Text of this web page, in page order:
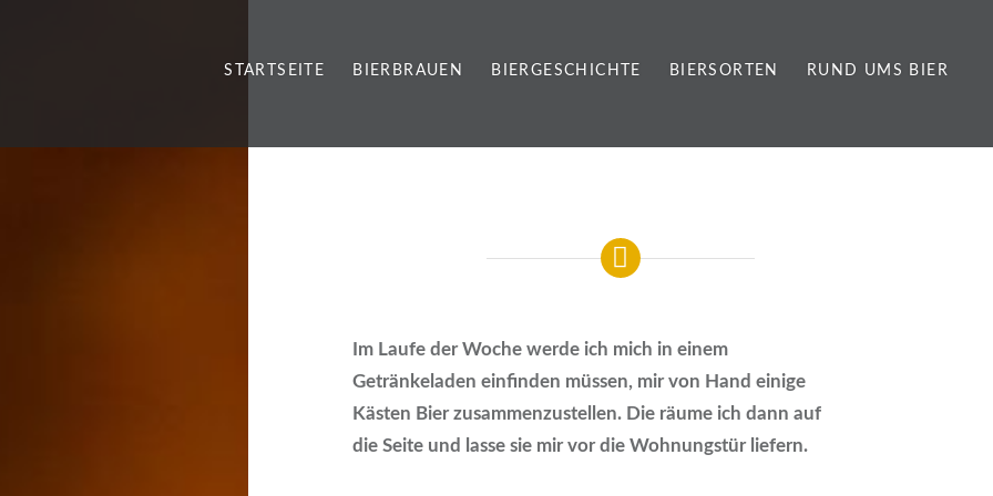
STARTSEITE BIERBRAUEN BIERGESCHICHTE BIERSORTEN RUND UMS BIER
Im Laufe der Woche werde ich mich in einem
Getränkeladen einfinden müssen, mir von Hand einige
Kästen Bier zusammenzustellen. Die räume ich dann auf
die Seite und lasse sie mir vor die Wohnungstür liefern.